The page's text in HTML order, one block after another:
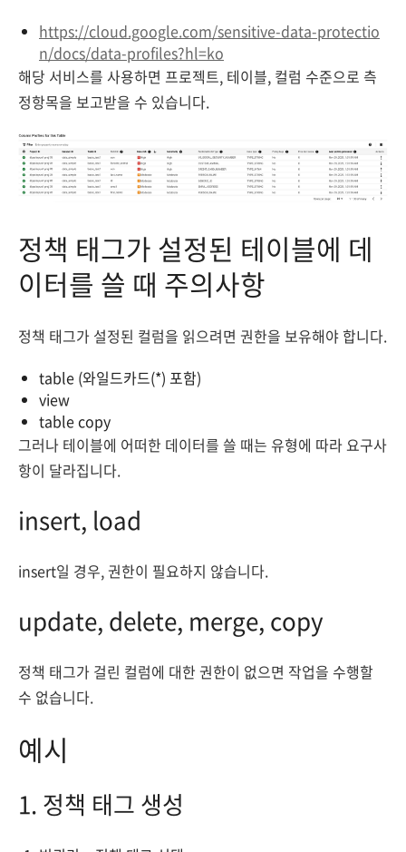
https://cloud.google.com/sensitive-data-protectio
n/docs/data-profiles?hl=ko
해당 서비스를 사용하면 프로젝트, 테이블, 컬럼 수준으로 측
정항목을 보고받을 수 있습니다.
정책 태그가 설정된 테이블에 데
이터를 쓸 때 주의사항
정책 태그가 설정된 컬럼을 읽으려면 권한을 보유해야 합니다.
table (와일드카드(*) 포함)
view
table copy
그러나 테이블에 어떠한 데이터를 쓸 때는 유형에 따라 요구사
항이 달라집니다.
insert, load
insert일 경우, 권한이 필요하지 않습니다.
update, delete, merge, copy
정책 태그가 걸린 컬럼에 대한 권한이 없으면 작업을 수행할
수 없습니다.
예시
1. 정책 태그 생성